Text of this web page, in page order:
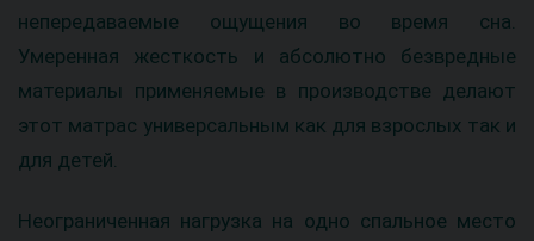
непередаваемые ощущения во время сна.
Умеренная жесткость и абсолютно безвредные
материалы применяемые в производстве делают
этот матрас универсальным как для взрослых так и
для детей.
Неограниченная нагрузка на одно спальное место